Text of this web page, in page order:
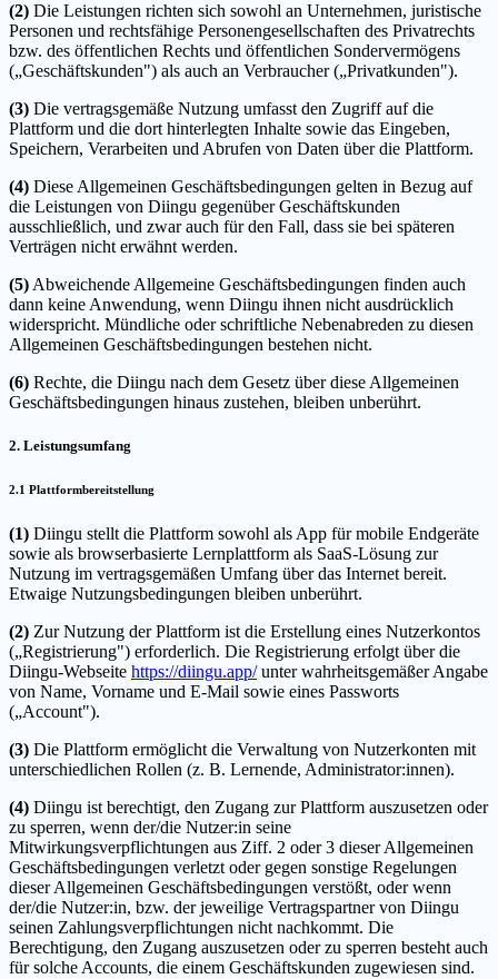
(2) Die Leistungen richten sich sowohl an Unternehmen, juristische
Personen und rechtsfähige Personengesellschaften des Privatrechts
bzw. des öffentlichen Rechts und öffentlichen Sondervermögens
(„Geschäftskunden") als auch an Verbraucher („Privatkunden").
(3) Die vertragsgemäße Nutzung umfasst den Zugriff auf die
Plattform und die dort hinterlegten Inhalte sowie das Eingeben,
Speichern, Verarbeiten und Abrufen von Daten über die Plattform.
(4) Diese Allgemeinen Geschäftsbedingungen gelten in Bezug auf
die Leistungen von Diingu gegenüber Geschäftskunden
ausschließlich, und zwar auch für den Fall, dass sie bei späteren
Verträgen nicht erwähnt werden.
(5) Abweichende Allgemeine Geschäftsbedingungen finden auch
dann keine Anwendung, wenn Diingu ihnen nicht ausdrücklich
widerspricht. Mündliche oder schriftliche Nebenabreden zu diesen
Allgemeinen Geschäftsbedingungen bestehen nicht.
(6) Rechte, die Diingu nach dem Gesetz über diese Allgemeinen
Geschäftsbedingungen hinaus zustehen, bleiben unberührt.
2. Leistungsumfang
2.1 Plattformbereitstellung
(1) Diingu stellt die Plattform sowohl als App für mobile Endgeräte
sowie als browserbasierte Lernplattform als SaaS-Lösung zur
Nutzung im vertragsgemäßen Umfang über das Internet bereit.
Etwaige Nutzungsbedingungen bleiben unberührt.
(2) Zur Nutzung der Plattform ist die Erstellung eines Nutzerkontos
(„Registrierung") erforderlich. Die Registrierung erfolgt über die
Diingu-Webseite https://diingu.app/ unter wahrheitsgemäßer Angabe
von Name, Vorname und E-Mail sowie eines Passworts
(„Account").
(3) Die Plattform ermöglicht die Verwaltung von Nutzerkonten mit
unterschiedlichen Rollen (z. B. Lernende, Administrator:innen).
(4) Diingu ist berechtigt, den Zugang zur Plattform auszusetzen oder
zu sperren, wenn der/die Nutzer:in seine
Mitwirkungsverpflichtungen aus Ziff. 2 oder 3 dieser Allgemeinen
Geschäftsbedingungen verletzt oder gegen sonstige Regelungen
dieser Allgemeinen Geschäftsbedingungen verstößt, oder wenn
der/die Nutzer:in, bzw. der jeweilige Vertragspartner von Diingu
seinen Zahlungsverpflichtungen nicht nachkommt. Die
Berechtigung, den Zugang auszusetzen oder zu sperren besteht auch
für solche Accounts, die einem Geschäftskunden zugewiesen sind.